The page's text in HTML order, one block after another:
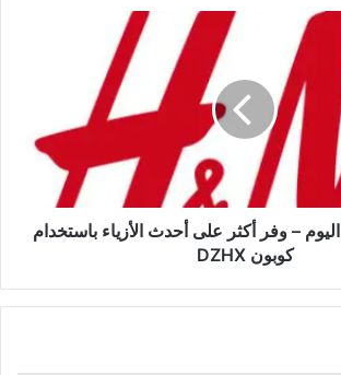
كود خصم H&M اليوم – وفر أكثر على أحدث الأزياء باستخدام
كوبون DZHX